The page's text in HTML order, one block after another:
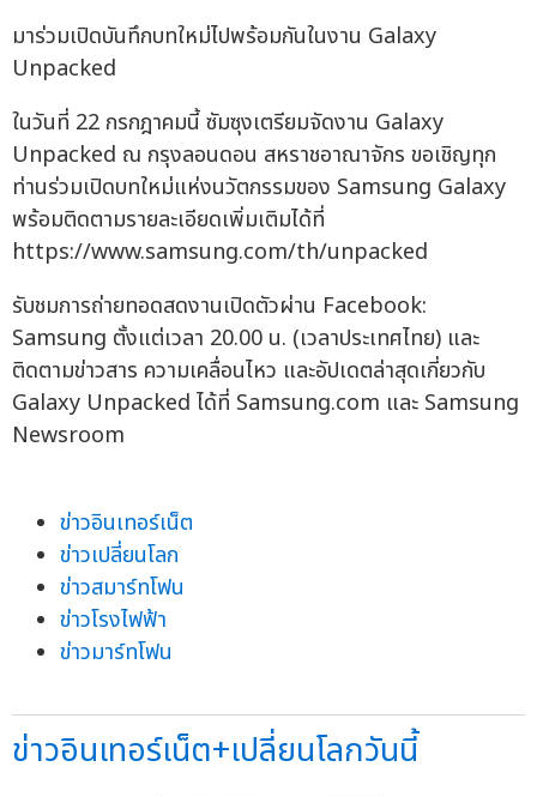
มาร่วมเปิดบันทึกบทใหม่ไปพร้อมกันในงาน Galaxy
Unpacked
ในวันที่ 22 กรกฎาคมนี้ ซัมซุงเตรียมจัดงาน Galaxy
Unpacked ณ กรุงลอนดอน สหราชอาณาจักร ขอเชิญทุก
ท่านร่วมเปิดบทใหม่แห่งนวัตกรรมของ Samsung Galaxy
พร้อมติดตามรายละเอียดเพิ่มเติมได้ที่
https://www.samsung.com/th/unpacked
รับชมการถ่ายทอดสดงานเปิดตัวผ่าน Facebook:
Samsung ตั้งแต่เวลา 20.00 น. (เวลาประเทศไทย) และ
ติดตามข่าวสาร ความเคลื่อนไหว และอัปเดตล่าสุดเกี่ยวกับ
Galaxy Unpacked ได้ที่ Samsung.com และ Samsung
Newsroom
ข่าวอินเทอร์เน็ต
ข่าวเปลี่ยนโลก
ข่าวสมาร์ทโฟน
ข่าวโรงไฟฟ้า
ข่าวมาร์ทโฟน
ข่าวอินเทอร์เน็ต+เปลี่ยนโลกวันนี้